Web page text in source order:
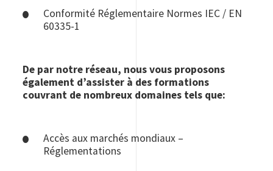
Conformité Réglementaire Normes IEC / EN
60335-1
De par notre réseau, nous vous proposons
également d’assister à des formations
couvrant de nombreux domaines tels que:
Accès aux marchés mondiaux –
Réglementations